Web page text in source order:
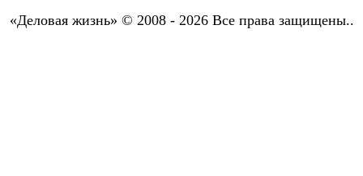
«Деловая жизнь» © 2008 - 2026 Все права защищены..